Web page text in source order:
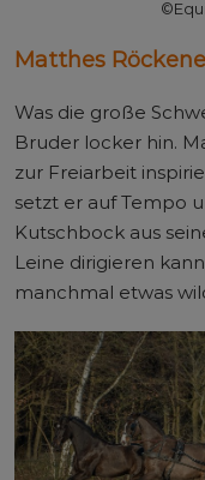
Matthes
Was die große
Bruder locker hin.
zur Freiarbeit
setzt er auf Tempo
Kutschbock aus
Leine dirigieren
manchmal etwas